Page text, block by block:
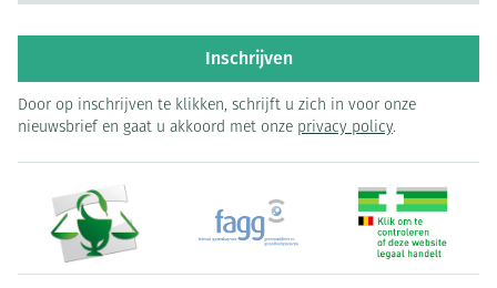
Inschrijven
Door op inschrijven te klikken, schrijft u zich in voor onze
nieuwsbrief en gaat u akkoord met onze privacy policy.